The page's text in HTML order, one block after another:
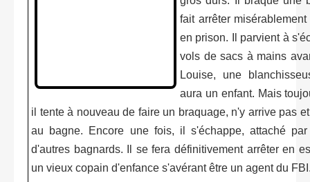
fait arrêter
en prison. Il parvient à
vols de sacs à mains
Louise, une
aura un enfant. Mais
il tente à nouveau de faire un braquage, n'y arrive pas
au bagne. Encore une fois, il s'échappe, attaché
d'autres bagnards. Il se fera définitivement arrêter en
un vieux copain d'enfance s'avérant être un agent du